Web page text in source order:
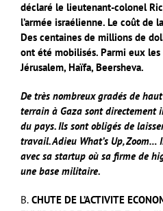
déclaré le lieutenant-colonel
l’armée israélienne. Le coût de
Des centaines de millions de
ont été mobilisés. Parmi eux les
Jérusalem, Haïfa, Beersheva.
De très nombreux gradés de
terrain à Gaza sont directement
du pays. Ils sont obligés de
travail. Adieu What’s Up, Zoom…
avec sa startup où sa firme de
une base militaire.
B. CHUTE DE L’ACTIVITE